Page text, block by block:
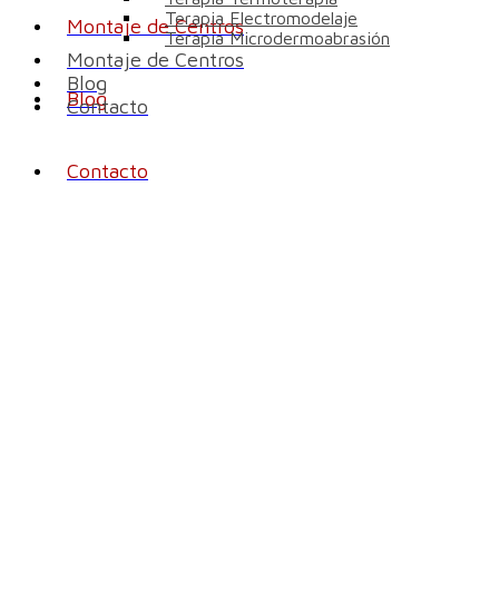
Montaje de Centros
Blog
Contacto
Terapia Electromodelaje
Terapia Microdermoabrasión
Montaje de Centros
Blog
Contacto